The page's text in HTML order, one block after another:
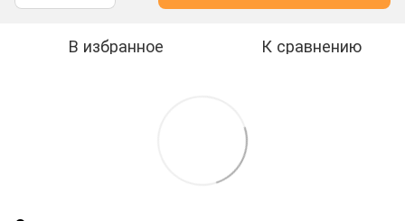
В избранное К сравнению